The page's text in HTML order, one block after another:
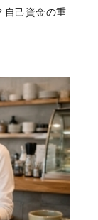
自己資金の重